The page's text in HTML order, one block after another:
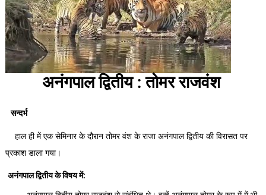
अनंगपाल द्वितीय : तोमर राजवंश
सन्दर्भ
हाल ही में एक सेमिनार के दौरान तोमर वंश के राजा अनंगपाल द्वितीय की विरासत पर
प्रकाश डाला गया।
अनंगपाल द्वितीय के विषय में: